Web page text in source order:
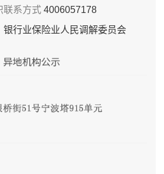
联系方式4006057178
银行业保险业人民调解委员会